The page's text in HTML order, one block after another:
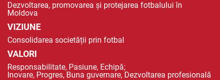
Dezvoltarea, promovarea și protejarea fotbalului în
Moldova
VIZIUNE
Consolidarea societății prin fotbal
VALORI
Responsabilitate, Pasiune, Echipă;
Inovare, Progres, Buna guvernare, Dezvoltarea profesională